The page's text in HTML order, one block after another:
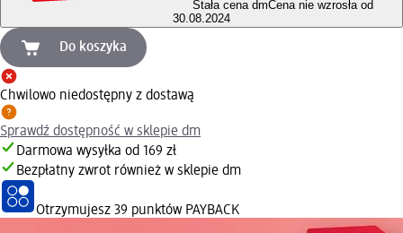
Stała cena dmCena nie wzrosła od
30.08.2024
Do koszyka
Chwilowo niedostępny z dostawą
Sprawdź dostępność w sklepie dm
Darmowa wysyłka od 169 zł
Bezpłatny zwrot również w sklepie dm
Otrzymujesz 39 punktów PAYBACK